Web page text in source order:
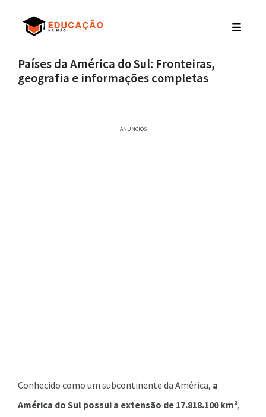
Países da América do Sul: Fronteiras,
geografia e informações completas
ANÚNCIOS
Conhecido como um subcontinente da América, a
América do Sul possui a extensão de 17.818.100 km²,